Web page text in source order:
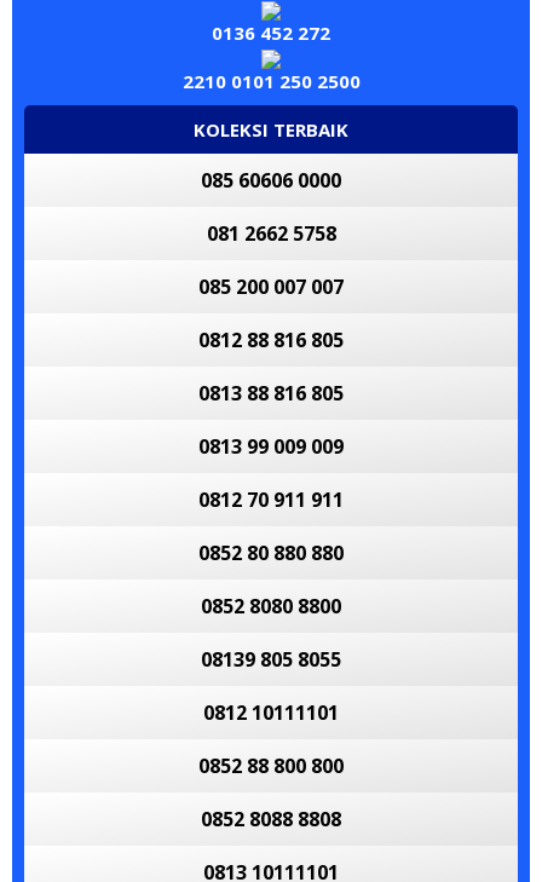
0136 452 272
2210 0101 250 2500
KOLEKSI TERBAIK
085 60606 0000
081 2662 5758
085 200 007 007
0812 88 816 805
0813 88 816 805
0813 99 009 009
0812 70 911 911
0852 80 880 880
0852 8080 8800
08139 805 8055
0812 10111101
0852 88 800 800
0852 8088 8808
0813 10111101